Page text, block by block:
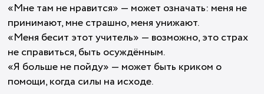
«Мне там не нравится» — может означать: меня не
принимают, мне страшно, меня унижают.
«Меня бесит этот учитель» — возможно, это страх
не справиться, быть осуждённым.
«Я больше не пойду» — может быть криком о
помощи, когда силы на исходе.